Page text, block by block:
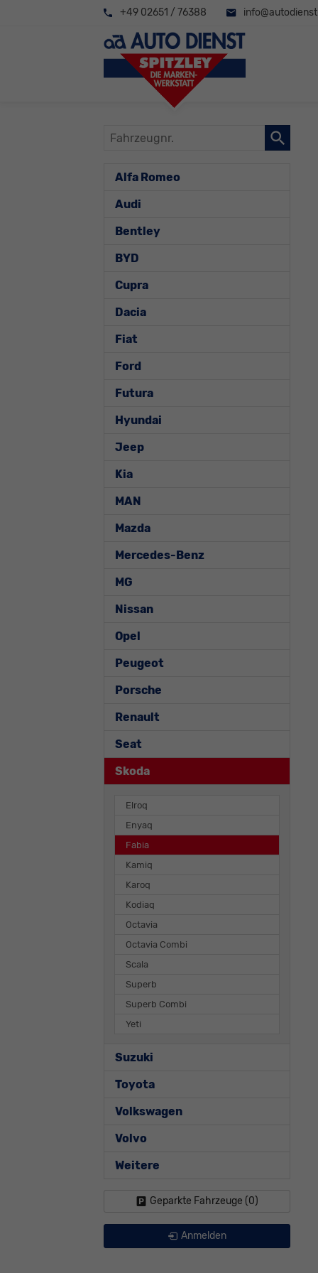
+49 02651 / 76388
Fahrzeugnr.
Alfa Romeo
Audi
Bentley
BYD
Cupra
Dacia
Fiat
Ford
Futura
Hyundai
Jeep
Kia
MAN
Mazda
Mercedes-Benz
MG
Nissan
Opel
Peugeot
Porsche
Renault
Seat
Skoda
Elroq
Enyaq
Fabia
Kamiq
Karoq
Kodiaq
Octavia
Octavia Combi
Scala
Superb
Superb Combi
Yeti
Suzuki
Toyota
Volkswagen
Volvo
Weitere
Geparkte Fahrzeuge (0)
Anmelden